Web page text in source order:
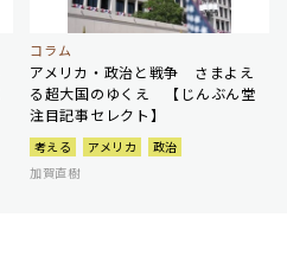
コラム
アメリカ・政治と戦争 さまよえ
る超大国のゆくえ 【じんぶん堂
注目記事セレクト】
考える アメリカ
政治
加賀直樹